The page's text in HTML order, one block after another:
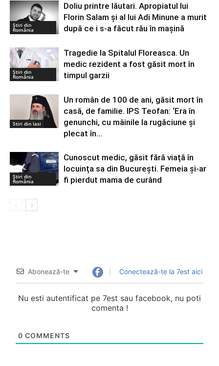
Știri din
România
Doliu printre lăutari. Apropiatul lui
Florin Salam și al lui Adi Minune a murit
după ce i s-a făcut rău în mașină
Știri din
România
Tragedie la Spitalul Floreasca. Un
medic rezident a fost găsit mort în
timpul garzii
Stiri din Iasi
Un român de 100 de ani, găsit mort în
casă, de familie. IPS Teofan: ‘Era în
genunchi, cu mâinile la rugăciune și
plecat în...
Știri din
România
Cunoscut medic, găsit fără viață în
locuința sa din București. Femeia și-ar
fi pierdut mama de curând
Abonează-te Conectează-te la 7est aici
Nu esti autentificat pe 7est sau facebook, nu poti
comenta !
0 COMMENTS